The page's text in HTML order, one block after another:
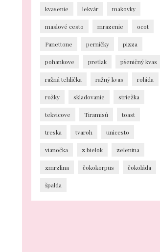
kvasenie lekvár makovky
maslové cesto mrazenie ocot
Panettone perníčky pizza
pohankove pretlak pšeničný kvas
ražná tehlička ražný kvas roláda
rožky skladovanie striežka
tekvicove Tiramisú toast
treska tvaroh unicesto
vianočka z bielok zelenina
zmrzlina čokokorpus čokoláda
špalda